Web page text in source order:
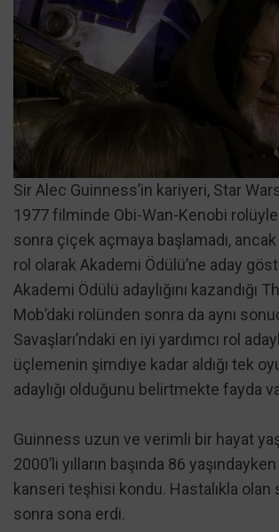
Sir Alec Guinness’in kariyeri, Star
1977 filminde Obi-Wan-Kenobi rolüyle
sonra çiçek açmaya başlamadı, ancak
rol olarak Akademi Ödülü’ne aday
Akademi Ödülü adaylığını kazandığı
Mob’daki rolünden sonra da aynı
Savaşları’ndaki en iyi yardımcı rol
üçlemenin şimdiye kadar aldığı tek
adaylığı olduğunu belirtmekte fayda
Guinness uzun ve verimli bir hayat
2000’li yılların başında 86
kanseri teşhisi kondu. Hastalıkla olan
sonra sona erdi.